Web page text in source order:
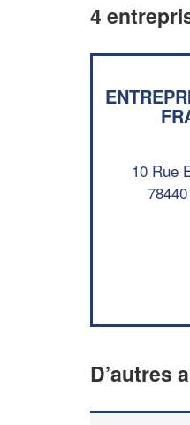
4
10 Rue
D’autres